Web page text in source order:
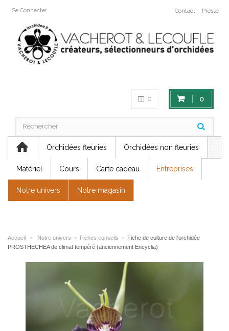
Contact Presse
Se Connecter
0
0
Orchidées fleuries Orchidées non fleuries
Matériel Cours Carte cadeau Entreprises
Notre univers Notre magasin
Accueil > Notre univers > Fiches conseils > Fiche de culture de l'orchidée
PROSTHECHEA de climat tempéré (anciennement Encyclia)